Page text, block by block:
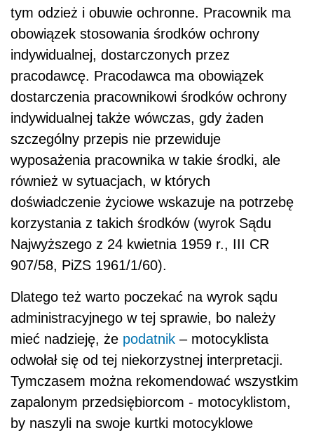
tym odzież i obuwie ochronne. Pracownik ma
obowiązek stosowania środków ochrony
indywidualnej, dostarczonych przez
pracodawcę. Pracodawca ma obowiązek
dostarczenia pracownikowi środków ochrony
indywidualnej także wówczas, gdy żaden
szczególny przepis nie przewiduje
wyposażenia pracownika w takie środki, ale
również w sytuacjach, w których
doświadczenie życiowe wskazuje na potrzebę
korzystania z takich środków (wyrok Sądu
Najwyższego z 24 kwietnia 1959 r., III CR
907/58, PiZS 1961/1/60).
Dlatego też warto poczekać na wyrok sądu
administracyjnego w tej sprawie, bo należy
mieć nadzieję, że podatnik – motocyklista
odwołał się od tej niekorzystnej interpretacji.
Tymczasem można rekomendować wszystkim
zapalonym przedsiębiorcom - motocyklistom,
by naszyli na swoje kurtki motocyklowe